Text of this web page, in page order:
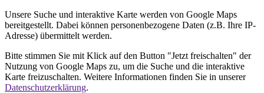
Unsere Suche und interaktive Karte werden von Google Maps
bereitgestellt. Dabei können personenbezogene Daten (z.B. Ihre IP-
Adresse) übermittelt werden.
Bitte stimmen Sie mit Klick auf den Button "Jetzt freischalten" der
Nutzung von Google Maps zu, um die Suche und die interaktive
Karte freizuschalten. Weitere Informationen finden Sie in unserer
Datenschutzerklärung.